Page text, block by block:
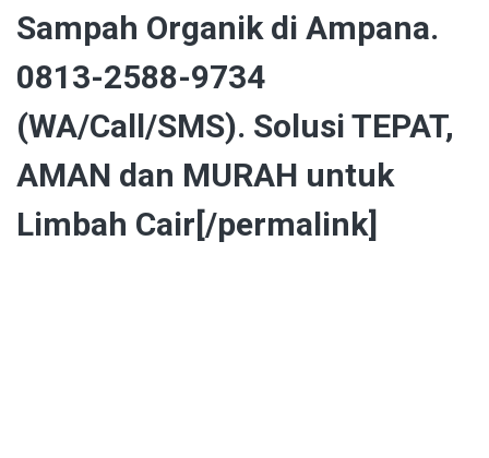
Sampah Organik di Ampana.
0813-2588-9734
(WA/Call/SMS). Solusi TEPAT,
AMAN dan MURAH untuk
Limbah Cair[/permalink]